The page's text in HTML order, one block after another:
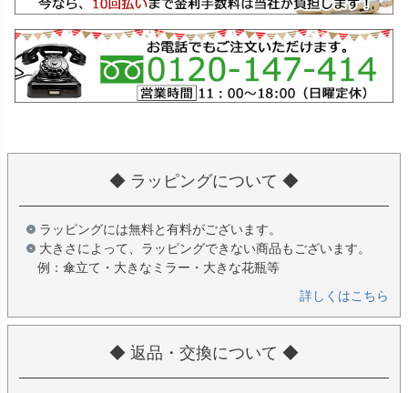
◆ ラッピングについて ◆
ラッピングには無料と有料がございます。
大きさによって、ラッピングできない商品もございます。
例：傘立て・大きなミラー・大きな花瓶等
詳しくはこちら
◆ 返品・交換について ◆